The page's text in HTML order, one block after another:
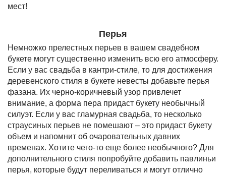
мест!
Перья
Немножко прелестных перьев в вашем свадебном
букете могут существенно изменить всю его атмосферу.
Если у вас свадьба в кантри-стиле, то для достижения
деревенского стиля в букете невесты добавьте перья
фазана. Их черно-коричневый узор привлечет
внимание, а форма пера придаст букету необычный
силуэт. Если у вас гламурная свадьба, то несколько
страусиных перьев не помешают – это придаст букету
объем и напомнит об очаровательных давних
временах. Хотите чего-то еще более необычного? Для
дополнительного стиля попробуйте добавить павлиньи
перья, которые будут переливаться и могут отлично